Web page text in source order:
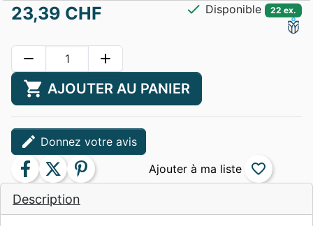
Description
23,39 CHF check Disponible 22 ex.
remove add
shopping_cart AJOUTER AU PANIER
edit Donnez votre avis
facebook twitter pinterest favorite_border